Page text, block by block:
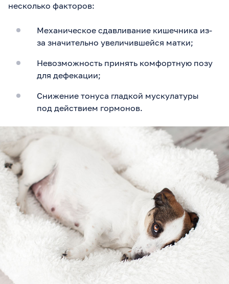
несколько факторов:
Механическое сдавливание кишечника из-
за значительно увеличившейся матки;
Невозможность принять комфортную позу
для дефекации;
Снижение тонуса гладкой мускулатуры
под действием гормонов.